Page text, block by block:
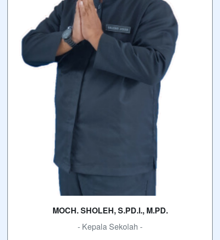
MOCH. SHOLEH, S.PD.I., M.PD.
- Kepala Sekolah -